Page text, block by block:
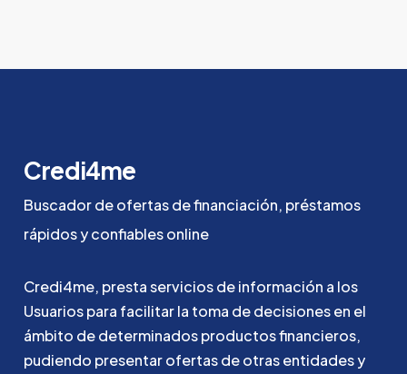
Credi4me
Buscadordeofertasdefinanciación, préstamos
rápidosyconfiablesonline
Credi4me, prestaserviciosdeinformación a los
Usuariospara facilitarla toma dedecisionesen el
ámbito dedeterminadosproductosfinancieros,
pudiendo presentarofertasdeotrasentidadesy